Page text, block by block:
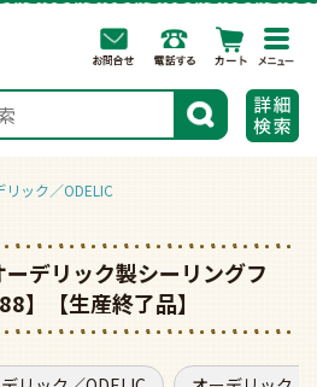
検索
リック／ODELIC
デリック製シーリングフ
】【生産終了品】